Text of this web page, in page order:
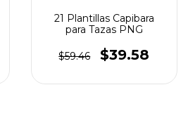
21 Plantillas Capibara
para Tazas PNG
$59.46 $39.58